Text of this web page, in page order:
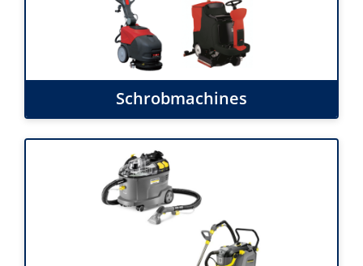
Schrobmachines